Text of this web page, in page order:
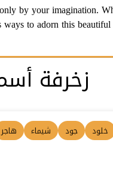
by your imagination.
to adorn this
زخرفة
خلود جود شيماء هاجر